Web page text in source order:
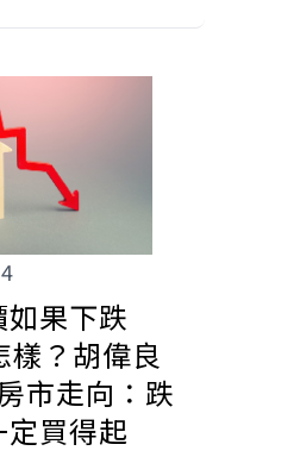
果下跌
樣？胡偉良
市走向：跌
買得起